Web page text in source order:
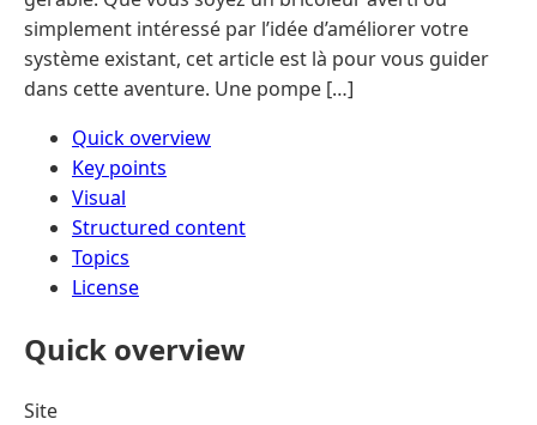
simplement intéressé par l’idée d’améliorer votre
système existant, cet article est là pour vous guider
dans cette aventure. Une pompe […]
Quick overview
Key points
Visual
Structured content
Topics
License
Quick overview
Site